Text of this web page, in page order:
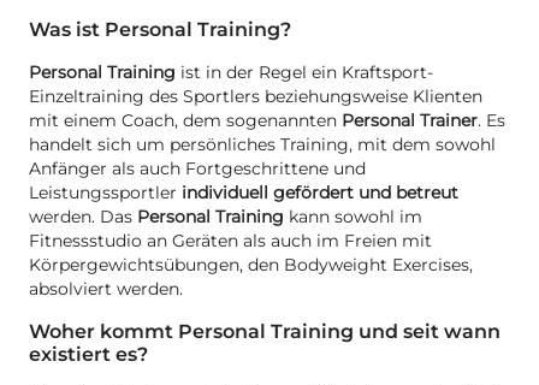
Was ist Personal Training?
Personal Training ist in der Regel ein Kraftsport-
Einzeltraining des Sportlers beziehungsweise Klienten
mit einem Coach, dem sogenannten Personal Trainer. Es
handelt sich um persönliches Training, mit dem sowohl
Anfänger als auch Fortgeschrittene und
Leistungssportler individuell gefördert und betreut
werden. Das Personal Training kann sowohl im
Fitnessstudio an Geräten als auch im Freien mit
Körpergewichtsübungen, den Bodyweight Exercises,
absolviert werden.
Woher kommt Personal Training und seit wann
existiert es?